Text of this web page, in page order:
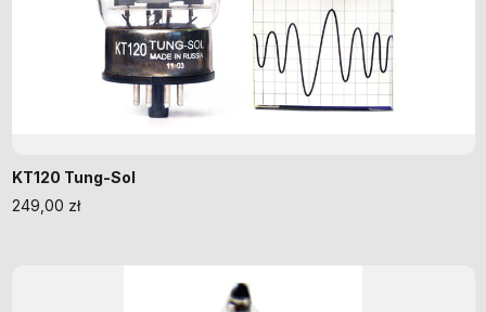
KT120 Tung-Sol
249,00 zł